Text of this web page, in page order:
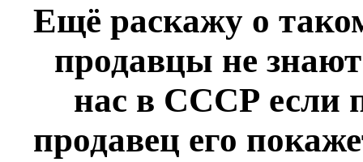
Ещё раскажу о
продавцы не
нас в СССР если
продавец его